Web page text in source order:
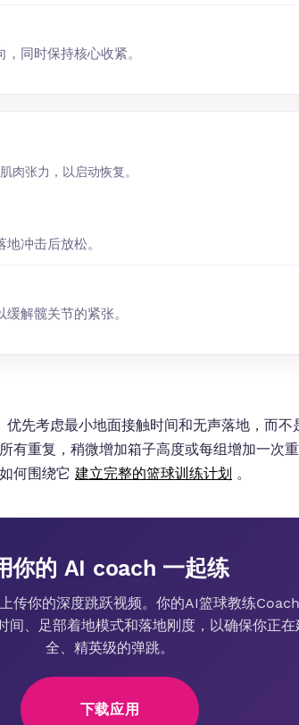
同时保持核心收紧。
肉张力，以启动恢复。
冲击后放松。
解髋关节的紧张。
先考虑最小地面接触时间和无声落地，而不
有重复，稍微增加箱子高度或每组增加一次重
何围绕它 建立完整的篮球训练计划 。
你的 AI coach 一起练
传你的深度跳跃视频。你的AI篮球教练
间、足部着地模式和落地刚度，以确保你正在
全、精英级的弹跳。
下载应用